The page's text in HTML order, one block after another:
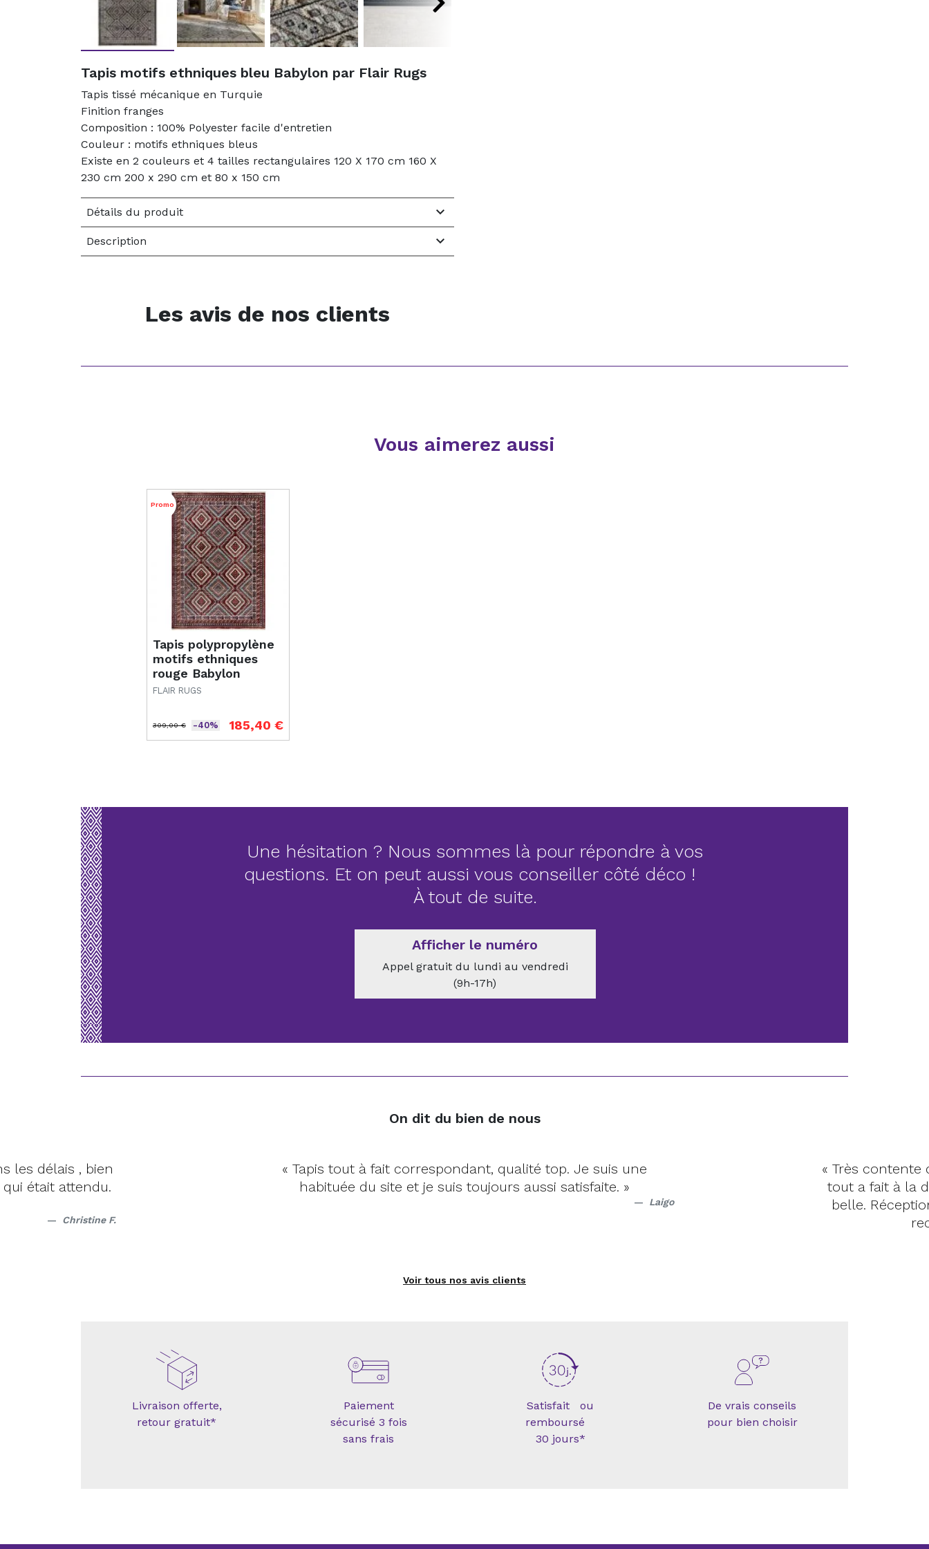
Tapis motifs ethniques bleu Babylon par Flair Rugs
Tapis tissé mécanique en Turquie
Finition franges
Composition : 100% Polyester facile d'entretien
Couleur : motifs ethniques bleus
Existe en 2 couleurs et 4 tailles rectangulaires 120 X 170 cm 160 X
230 cm 200 x 290 cm et 80 x 150 cm
Détails du produit 
Description 
Les avis de nos clients
Vous aimerez aussi
Tapis polypropylène
motifs ethniques
rouge Babylon
FLAIR RUGS
Prix de base
309,00 €
Prix -40% 185,40 €
Promo
Une hésitation ? Nous sommes là pour répondre à vos
questions. Et on peut aussi vous conseiller côté déco !
À tout de suite.
Afficher le numéro
Appel gratuit du lundi au vendredi
(9h-17h)
On dit du bien de nous
les délais , bien
était attendu.
Christine F.
« Tapis tout à fait correspondant, qualité top. Je suis une
habituée du site et je suis toujours aussi satisfaite. »
Laigo
« Très contente
tout a fait à la
belle.
Voir tous nos avis clients
Livraison offerte,
retour gratuit*
Paiement
sécurisé 3 fois
sans frais
Satisfait ou
remboursé
30 jours*
De vrais conseils
pour bien choisir